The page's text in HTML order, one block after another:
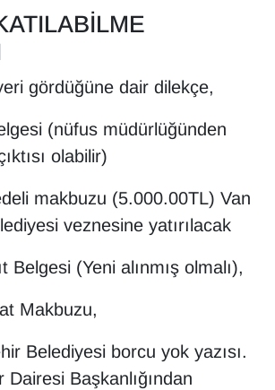
gördüğüne dair dilekçe,
(nüfus müdürlüğünden
olabilir)
makbuzu (5.000.00TL) Van
veznesine yatırılacak
Belgesi (Yeni alınmış olmalı),
Makbuzu,
Belediyesi borcu yok yazısı.
Başkanlığından